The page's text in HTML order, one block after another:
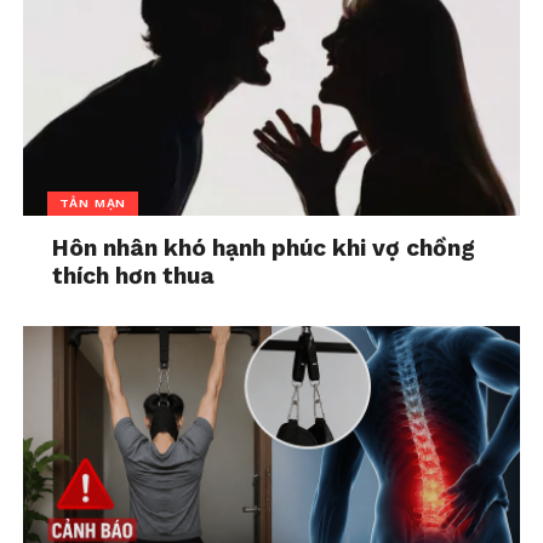
Cái kết “hạnh phúc mãi mãi”
Khi còn là một đứa trẻ, chắc không hiếm lần bạn
được nghe kể chuyện cổ tích. Và ở cuối mỗi câu
chuyện cổ tích, sau khi công chúa và hoàng tử gặp
nhau, họ sẽ “Hạnh phúc mãi mãi” về sau.
lừa. Và luôn suy nghĩ rằng, sau khi qua những khó
khăn, trắc trở, cái kết cuối cùng là phần thưởng
mãi”
Suy nghĩ này rất nguy hiểm và đã đánh lừa biết bao
người, nhất là những cô gái nhỏ, khi cho rằng, chỉ
cần đạt được mục tiêu là kiếm được một chàng
hoàng tử thì mình sẽ “Hạnh phúc mãi mãi”.
TẢN MẠN
Hôn nhân khó hạnh phúc khi vợ chồng
thích hơn thua